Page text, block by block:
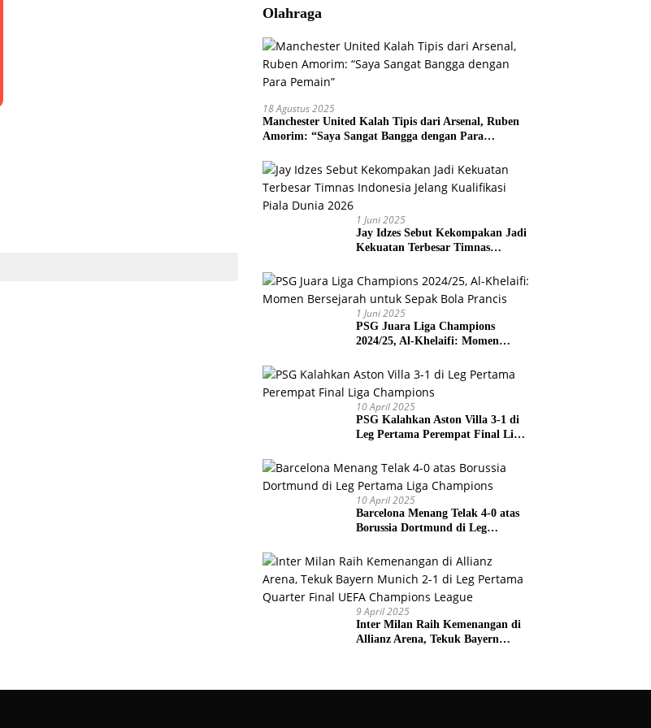
Olahraga
18 Agustus 2025
Manchester United Kalah Tipis dari Arsenal, Ruben
Amorim: “Saya Sangat Bangga dengan Para
1 Juni 2025
Jay Idzes Sebut Kekompakan Jadi
Kekuatan Terbesar Timnas
Dunia 2026
1 Juni 2025
PSG Juara Liga Champions
2024/25, Al-Khelaifi: Momen
Prancis
10 April 2025
PSG Kalahkan Aston Villa 3-1 di
Leg Pertama Perempat Final Liga
10 April 2025
Barcelona Menang Telak 4-0 atas
Borussia Dortmund di Leg
9 April 2025
Inter Milan Raih Kemenangan di
Allianz Arena, Tekuk Bayern